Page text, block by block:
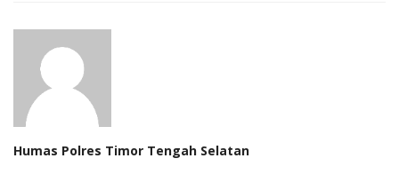
Humas Polres Timor Tengah Selatan